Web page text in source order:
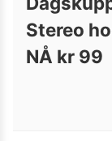
Stereo
NÅ kr 99